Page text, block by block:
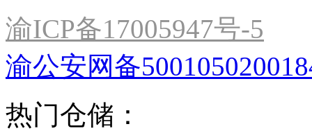
渝ICP备17005947号-5
渝公安网备
热门仓储：